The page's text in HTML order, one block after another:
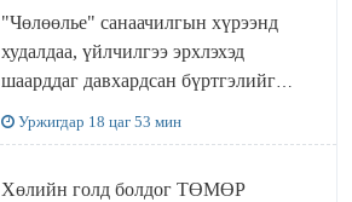
"Чөлөөлье" санаачилгын хүрээнд
худалдаа, үйлчилгээ эрхлэхэд
шаарддаг давхардсан бүртгэлийг
Уржигдар 18 цаг 53 мин
Хөлийн голд болдог ТӨМӨР